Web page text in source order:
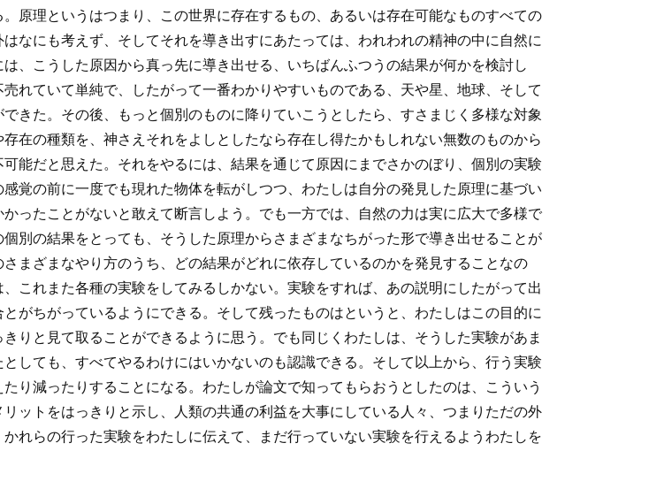
原理というはつまり、この世界に存在するもの、あるいは存在可能なものすべての
なにも考えず、そしてそれを導き出すにあたっては、われわれの精神の中に自然に
、こうした原因から真っ先に導き出せる、いちばんふつうの結果が何かを検討し
れていて単純で、したがって一番わかりやすいものである、天や星、地球、そして
きた。その後、もっと個別のものに降りていこうとしたら、すさまじく多様な対象
在の種類を、神さえそれをよしとしたなら存在し得たかもしれない無数のものから
能だと思えた。それをやるには、結果を通じて原因にまでさかのぼり、個別の実験
覚の前に一度でも現れた物体を転がしつつ、わたしは自分の発見した原理に基づい
ったことがないと敢えて断言しよう。でも一方では、自然の力は実に広大で多様で
別の結果をとっても、そうした原理からさまざまなちがった形で導き出せることが
まざまなやり方のうち、どの結果がどれに依存しているのかを発見することなの
これまた各種の実験をしてみるしかない。実験をすれば、あの説明にしたがって出
がちがっているようにできる。そして残ったものはというと、わたしはこの目的に
りと見て取ることができるように思う。でも同じくわたしは、そうした実験があま
しても、すべてやるわけにはいかないのも認識できる。そして以上から、行う実験
り減ったりすることになる。わたしが論文で知ってもらおうとしたのは、こういう
ットをはっきりと示し、人類の共通の利益を大事にしている人々、つまりただの外
れらの行った実験をわたしに伝えて、まだ行っていない実験を行えるようわたしを